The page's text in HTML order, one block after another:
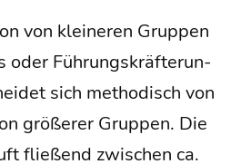
von klei­ne­ren Grup­pen
oder Füh­rungs­kräf­te­run­
sich metho­disch von
grö­ße­rer Grup­pen. Die
flie­ßend zwi­schen ca.